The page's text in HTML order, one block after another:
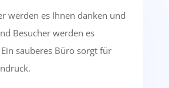
werden es Ihnen danken und
Besucher werden es
sauberes Büro sorgt für